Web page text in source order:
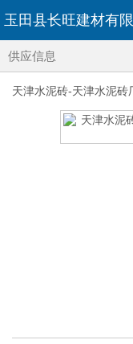
玉田县长旺建材有
供应信息
天津水泥砖-天津水泥砖